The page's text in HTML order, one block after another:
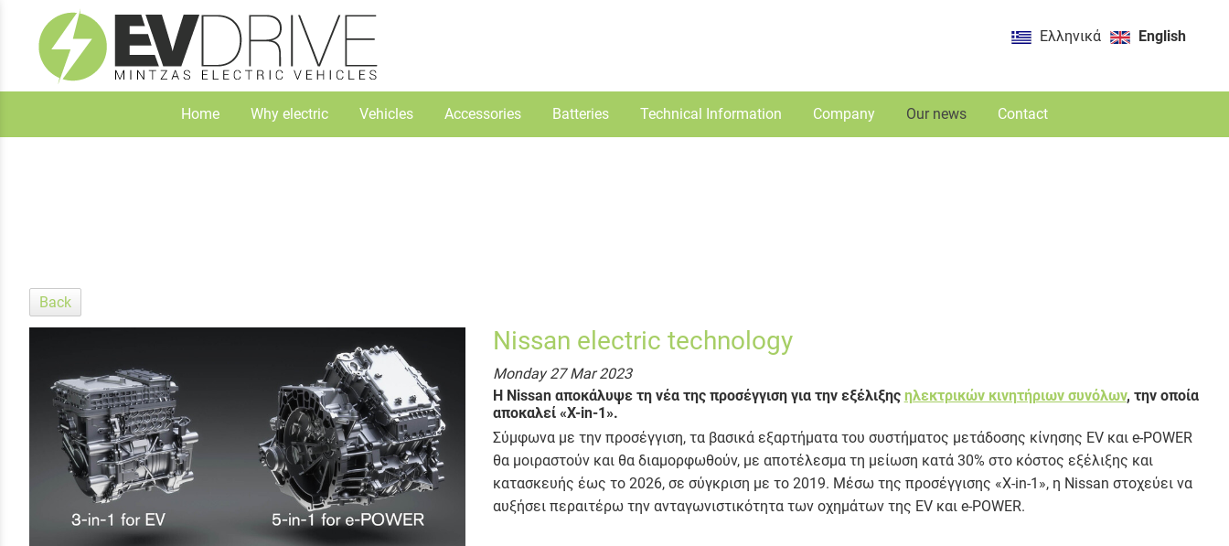
Ελληνικά English
Home Why electric Vehicles Accessories Batteries Technical Information Company Our news Contact
Back
Nissan electric technology
Monday 27 Mar 2023
Η Nissan αποκάλυψε τη νέα της προσέγγιση για την εξέλιξης ηλεκτρικών κινητήριων συνόλων, την οποία
αποκαλεί «X-in-1».
Σύμφωνα με την προσέγγιση, τα βασικά εξαρτήματα του συστήματος μετάδοσης κίνησης EV και e-POWER
θα μοιραστούν και θα διαμορφωθούν, με αποτέλεσμα τη μείωση κατά 30% στο κόστος εξέλιξης και
κατασκευής έως το 2026, σε σύγκριση με το 2019. Μέσω της προσέγγισης «X-in-1», η Nissan στοχεύει να
αυξήσει περαιτέρω την ανταγωνιστικότητα των οχημάτων της EV και e-POWER.